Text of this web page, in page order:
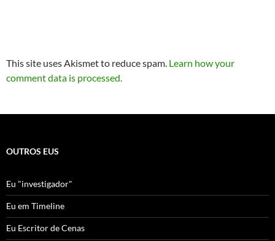
This site uses Akismet to reduce spam. Learn how your
comment data is processed.
OUTROS EUS
Eu "investigador"
Eu em Timeline
Eu Escritor de Cenas